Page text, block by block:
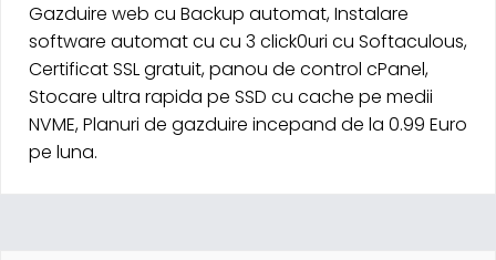
Gazduire web cu Backup automat, Instalare
software automat cu cu 3 click0uri cu Softaculous,
Certificat SSL gratuit, panou de control cPanel,
Stocare ultra rapida pe SSD cu cache pe medii
NVME, Planuri de gazduire incepand de la 0.99 Euro
pe luna.